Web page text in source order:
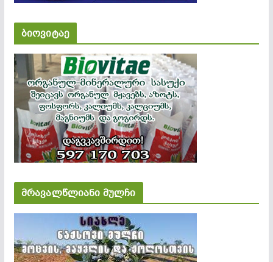
ბიოვიტაე
მრავალწლიანი მულჩი